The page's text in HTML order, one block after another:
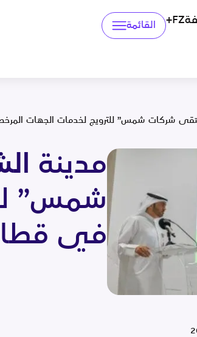
FZ+ القائمة
شركات شمس” للترويج لخدمات الجهات
مدينة
شمس”
في